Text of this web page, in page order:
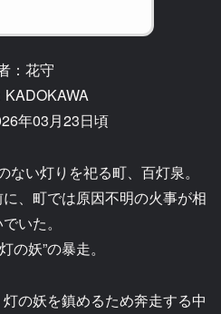
：花守
KADOKAWA
年03月23日頃
い灯りを祀る町、百灯泉。
、町では原因不明の火事が相
いた。
の妖”の暴走。
の妖を鎮めるため奔走する中